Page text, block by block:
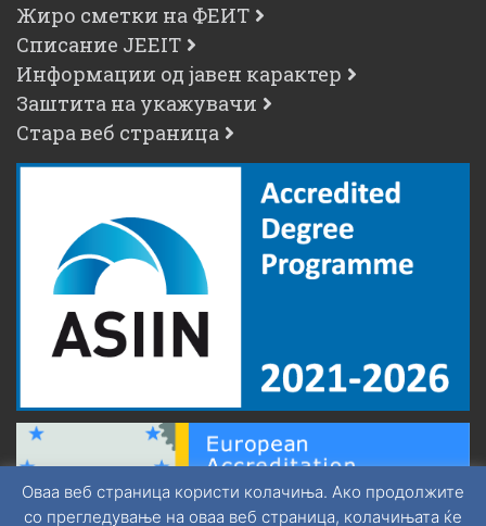
Жиро сметки на ФЕИТ
Списание JEEIT
Информации од јавен карактер
Заштита на укажувачи
Стара веб страница
Оваа веб страница користи колачиња. Ако продолжите
со прегледување на оваа веб страница, колачињата ќе